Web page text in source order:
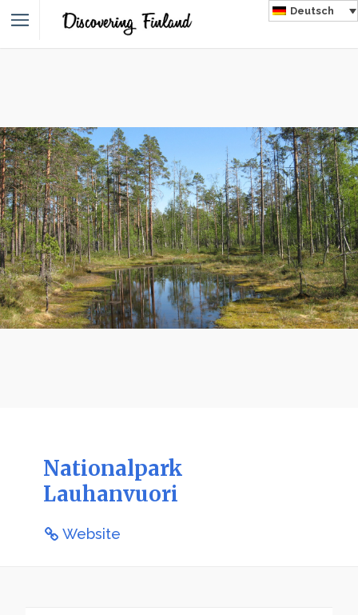
Deutsch
Nationalpark
Lauhanvuori
Website